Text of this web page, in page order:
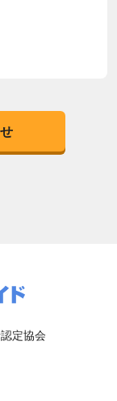
定協会